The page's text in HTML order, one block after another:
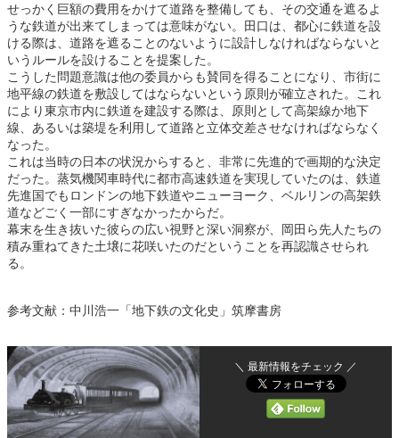
せっかく巨額の費用をかけて道路を整備しても、その交通を遮るよ
うな鉄道が出来てしまっては意味がない。田口は、都心に鉄道を設
ける際は、道路を遮ることのないように設計しなければならないと
いうルールを設けることを提案した。
こうした問題意識は他の委員からも賛同を得ることになり、市街に
地平線の鉄道を敷設してはならないという原則が確立された。これ
により東京市内に鉄道を建設する際は、原則として高架線か地下
線、あるいは築堤を利用して道路と立体交差させなければならなく
なった。
これは当時の日本の状況からすると、非常に先進的で画期的な決定
だった。蒸気機関車時代に都市高速鉄道を実現していたのは、鉄道
先進国でもロンドンの地下鉄道やニューヨーク、ベルリンの高架鉄
道などごく一部にすぎなかったからだ。
幕末を生き抜いた彼らの広い視野と深い洞察が、岡田ら先人たちの
積み重ねてきた土壌に花咲いたのだということを再認識させられ
る。
参考文献：中川浩一「地下鉄の文化史」筑摩書房
＼ 最新情報をチェック ／